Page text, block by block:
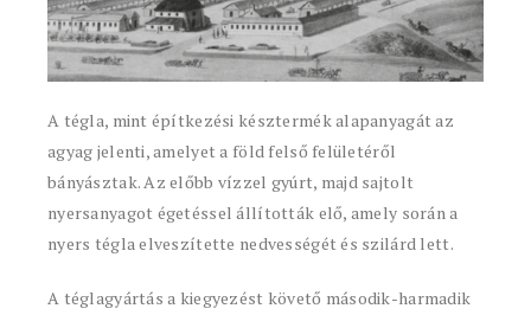
A tégla, mint építkezési késztermék alapanyagát az
agyag jelenti, amelyet a föld felső felületéről
bányásztak. Az előbb vízzel gyúrt, majd sajtolt
nyersanyagot égetéssel állították elő, amely során a
nyers tégla elveszítette nedvességét és szilárd lett.
A téglagyártás a kiegyezést követő második-harmadik